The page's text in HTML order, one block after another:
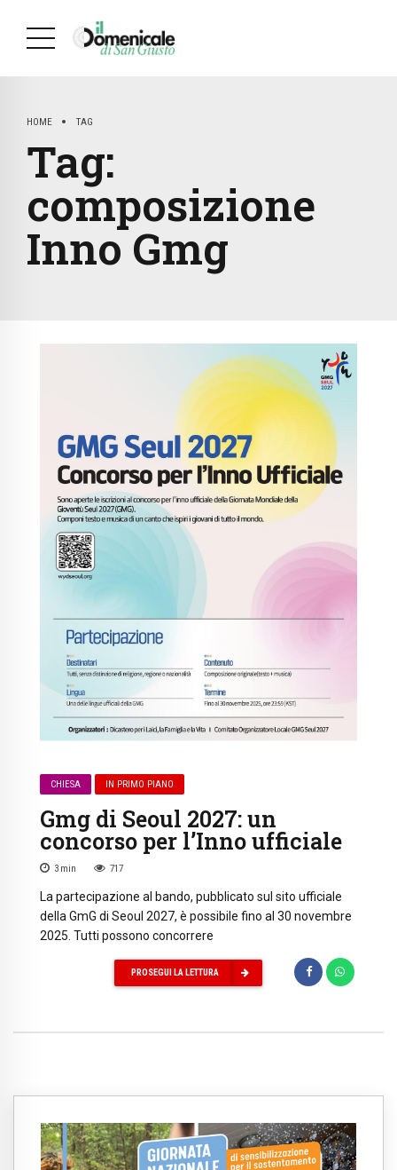
HOME TAG
Tag:
composizione
Inno Gmg
CHIESA IN PRIMO PIANO
Gmg di Seoul 2027: un
concorso per l’Inno ufficiale
3 min 717
La partecipazione al bando, pubblicato sul sito ufficiale
della GmG di Seoul 2027, è possibile fino al 30 novembre
2025. Tutti possono concorrere
PROSEGUI LA LETTURA